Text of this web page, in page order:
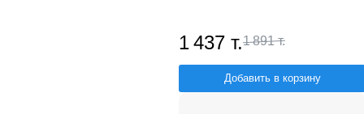
1 437 т.1 891 т.
Добавить в корзину